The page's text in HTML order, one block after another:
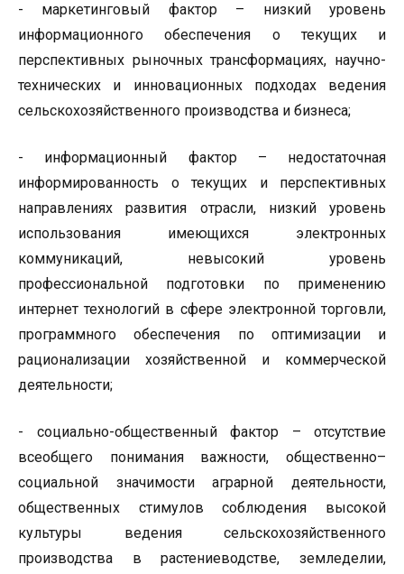
- маркетинговый фактор – низкий уровень
информационного обеспечения о текущих и
перспективных рыночных трансформациях, научно-
технических и инновационных подходах ведения
сельскохозяйственного производства и бизнеса;
- информационный фактор – недостаточная
информированность о текущих и перспективных
направлениях развития отрасли, низкий уровень
использования имеющихся электронных
коммуникаций, невысокий уровень
профессиональной подготовки по применению
интернет технологий в сфере электронной торговли,
программного обеспечения по оптимизации и
рационализации хозяйственной и коммерческой
деятельности;
- социально-общественный фактор – отсутствие
всеобщего понимания важности, общественно–
социальной значимости аграрной деятельности,
общественных стимулов соблюдения высокой
культуры ведения сельскохозяйственного
производства в растениеводстве, земледелии,